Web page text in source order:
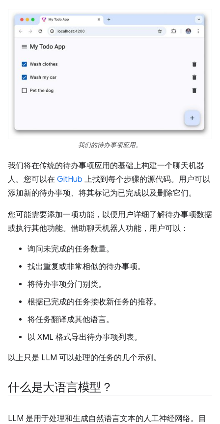
我们的待办事项应用。
我们将在传统的待办事项应用的基础上构建一个聊天机器
人。您可以在 GitHub 上找到每个步骤的源代码。用户可以
添加新的待办事项、将其标记为已完成以及删除它们。
您可能需要添加一项功能，以便用户详细了解待办事项数据
或执行其他功能。借助聊天机器人功能，用户可以：
询问未完成的任务数量。
找出重复或非常相似的待办事项。
将待办事项分门别类。
根据已完成的任务接收新任务的推荐。
将任务翻译成其他语言。
以 XML 格式导出待办事项列表。
以上只是 LLM 可以处理的任务的几个示例。
什么是大语言模型？
LLM 是用于处理和生成自然语言文本的人工神经网络。目